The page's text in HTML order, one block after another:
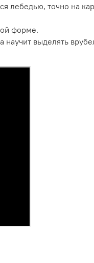
точно на
форме.
выделять